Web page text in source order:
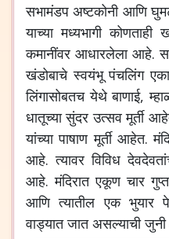
सभामंडप अष्टकोनी आणि
याच्या मध्यभागी
कमानींवर आधारलेला आहे.
खंडोबाचे स्वयंभू पंचलिंग
लिंगासोबतच येथे बाणाई,
धातूच्या सुंदर उत्सव मूर्ती
यांच्या पाषाण मूर्ती आहेत.
आहे. त्यावर विविध
आहे. मंदिरात एकूण चार
आणि त्यातील एक भुयार
वाड्यात जात असल्याची